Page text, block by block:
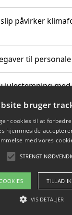
påvirker
til
julestemning
et bæredygtigt
2026 -
/ kontakt
bruger
cookies til at
hjemmeside
med vores
STRENGT
TILLAD
VIS DETALJER